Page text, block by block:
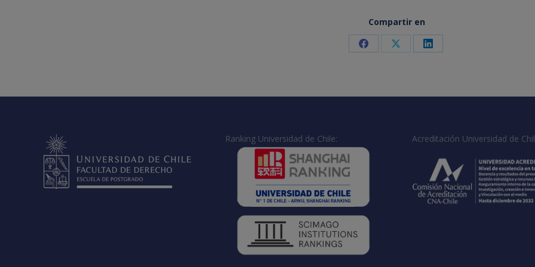
Compartir en
Share Share Share
Ranking Universidad de Chile: Acreditación Universidad de